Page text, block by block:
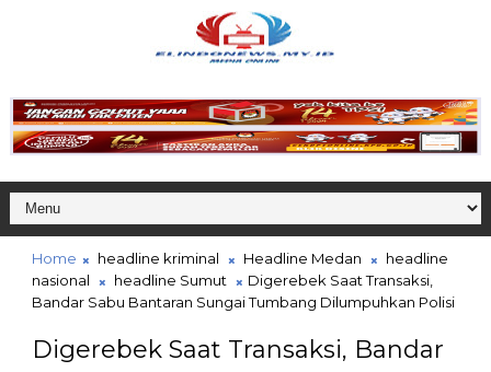
Home headline kriminal Headline Medan
headline
nasional
headline Sumut
Digerebek Saat Transaksi,
Bandar Sabu Bantaran Sungai Tumbang Dilumpuhkan Polisi
Digerebek Saat Transaksi, Bandar